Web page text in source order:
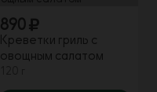
890
Креветки гриль с
овощным салатом